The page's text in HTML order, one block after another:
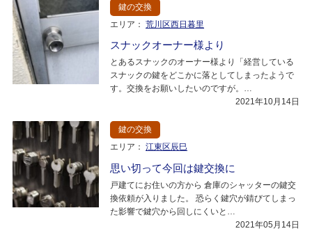
鍵の交換
エリア： 荒川区西日暮里
スナックオーナー様より
とあるスナックのオーナー様より「経営している
スナックの鍵をどこかに落としてしまったようで
す。交換をお願いしたいのですが。…
2021年10月14日
鍵の交換
エリア： 江東区辰巳
思い切って今回は鍵交換に
戸建てにお住いの方から 倉庫のシャッターの鍵交
換依頼が入りました。 恐らく鍵穴が錆びてしまっ
た影響で鍵穴から回しにくいと…
2021年05月14日